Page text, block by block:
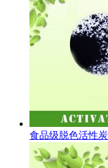
食品级脱色活性炭